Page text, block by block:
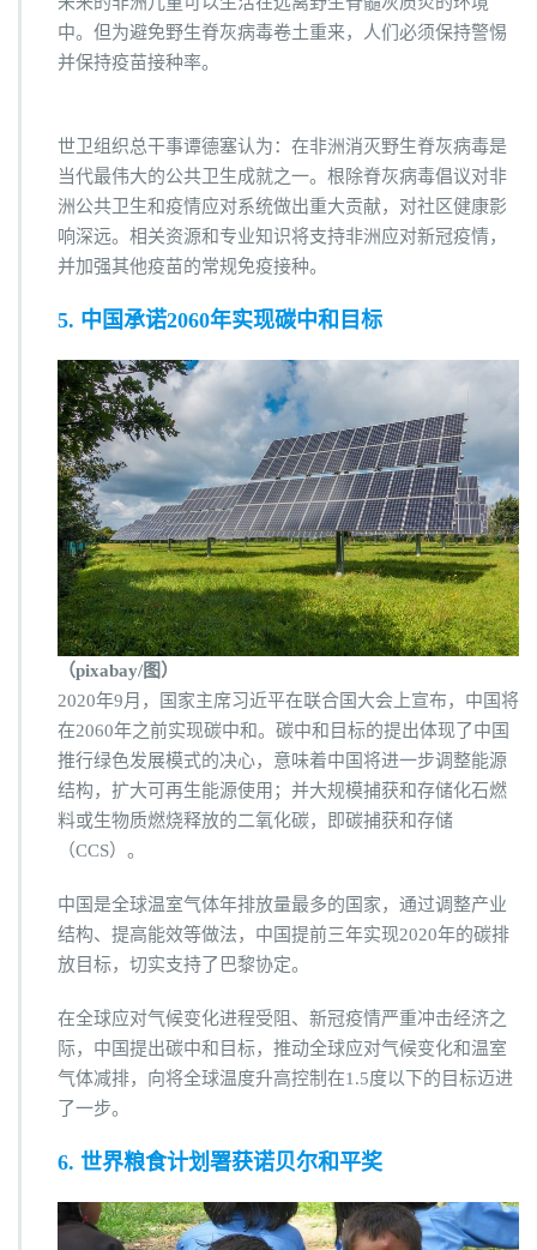
中。但为避免野生脊灰病毒卷土重来，人们必须保持警惕
并保持疫苗接种率。
世卫组织总干事谭德塞认为：在非洲消灭野生脊灰病毒是
当代最伟大的公共卫生成就之一。根除脊灰病毒倡议对非
洲公共卫生和疫情应对系统做出重大贡献，对社区健康影
响深远。相关资源和专业知识将支持非洲应对新冠疫情，
并加强其他疫苗的常规免疫接种。
5. 中国承诺2060年实现碳中和目标
（pixabay/图）
2020年9月，国家主席习近平在联合国大会上宣布，中国将
在2060年之前实现碳中和。碳中和目标的提出体现了中国
推行绿色发展模式的决心，意味着中国将进一步调整能源
结构，扩大可再生能源使用；并大规模捕获和存储化石燃
料或生物质燃烧释放的二氧化碳，即碳捕获和存储
（CCS）。
中国是全球温室气体年排放量最多的国家，通过调整产业
结构、提高能效等做法，中国提前三年实现2020年的碳排
放目标，切实支持了巴黎协定。
在全球应对气候变化进程受阻、新冠疫情严重冲击经济之
际，中国提出碳中和目标，推动全球应对气候变化和温室
气体减排，向将全球温度升高控制在1.5度以下的目标迈进
了一步。
6. 世界粮食计划署获诺贝尔和平奖